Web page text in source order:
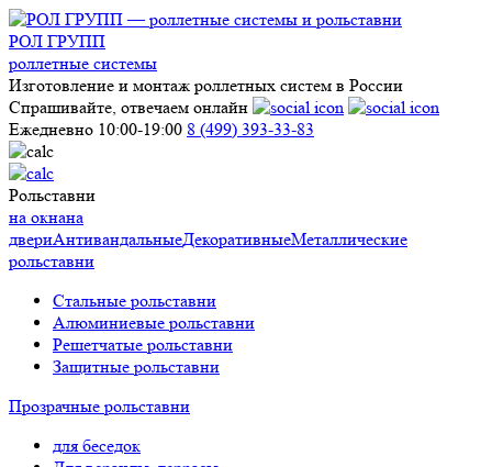
РОЛ ГРУПП
роллетные системы
Изготовление и монтаж роллетных систем в России
Спрашивайте, отвечаем онлайн
Ежедневно 10:00-19:00 8 (499) 393-33-83
Рольставни
на окнана
двериАнтивандальныеДекоративныеМеталлические
рольставни
Стальные рольставни
Алюминиевые рольставни
Решетчатые рольставни
Защитные рольставни
Прозрачные рольставни
для беседок